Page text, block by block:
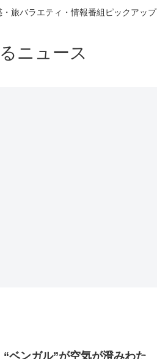
旅バラエティ・情報番組ピックアップ
ニュース
“ベンガル”が空気が澄みわた